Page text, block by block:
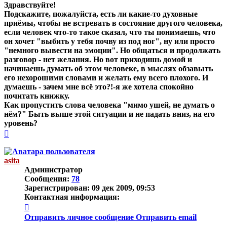
Здравствуйте!
Подскажите, пожалуйста, есть ли какие-то духовные
приёмы, чтобы не встревать в состояние другого человека,
если человек что-то такое сказал, что ты понимаешь, что
он хочет "выбить у тебя почву из под ног", ну или просто
"немного вывести на эмоции". Но общаться и продолжать
разговор - нет желания. Но вот приходишь домой и
начинаешь думать об этом человеке, в мыслях обзавыть
его нехорошими словами и желать ему всего плохого. И
думаешь - зачем мне всё это?!-я же хотела спокойно
почитать книжку.
Как пропустить слова человека "мимо ушей, не думать о
нём?" Быть выше этой ситуации и не падать вниз, на его
уровень?
началу
asita
Администратор
Сообщения: 78
Зарегистрирован: 09 дек 2009, 09:53
Контактная информация:
информация
пользователя
Отправить личное сообщение Отправить email